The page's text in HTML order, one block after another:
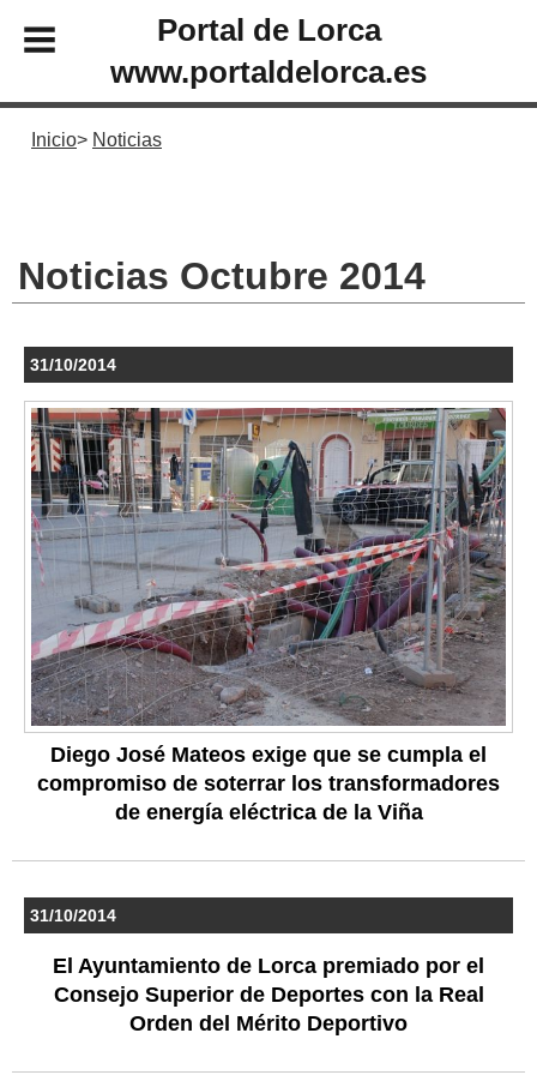
Portal de Lorca
www.portaldelorca.es
Inicio Noticias
Noticias Octubre 2014
31/10/2014
Diego José Mateos exige que se cumpla el
compromiso de soterrar los transformadores
de energía eléctrica de la Viña
31/10/2014
El Ayuntamiento de Lorca premiado por el
Consejo Superior de Deportes con la Real
Orden del Mérito Deportivo